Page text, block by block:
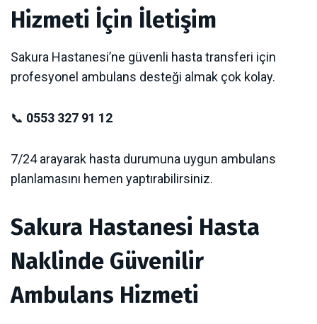
Hizmeti İçin İletişim
Sakura Hastanesi’ne güvenli hasta transferi için
profesyonel ambulans desteği almak çok kolay.
📞 0553 327 91 12
7/24 arayarak hasta durumuna uygun ambulans
planlamasını hemen yaptırabilirsiniz.
Sakura Hastanesi Hasta
Naklinde Güvenilir
Ambulans Hizmeti